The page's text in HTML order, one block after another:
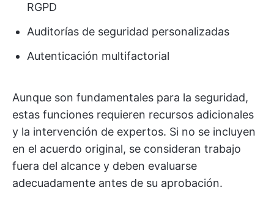
RGPD
Auditorías de seguridad personalizadas
Autenticación multifactorial
Aunque son fundamentales para la seguridad,
estas funciones requieren recursos adicionales
y la intervención de expertos. Si no se incluyen
en el acuerdo original, se consideran trabajo
fuera del alcance y deben evaluarse
adecuadamente antes de su aprobación.